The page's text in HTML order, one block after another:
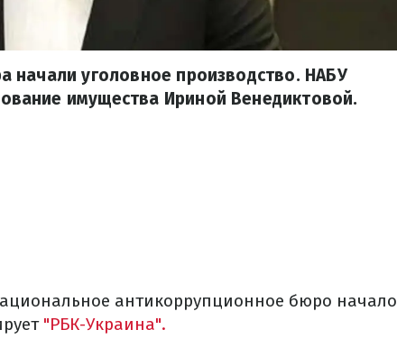
начали уголовное производство. НАБУ
имущества Ириной Венедиктовой.
антикоррупционное бюро начало
"РБК-Украина".